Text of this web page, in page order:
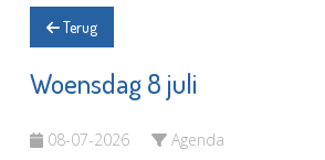
Terug
Woensdag 8 juli
08-07-2026 Agenda